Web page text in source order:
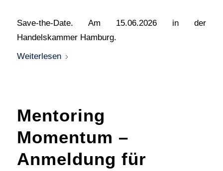
Save-the-Date. Am 15.06.2026 in der
Handelskammer Hamburg.
Weiterlesen
Mentoring
Momentum –
Anmeldung für